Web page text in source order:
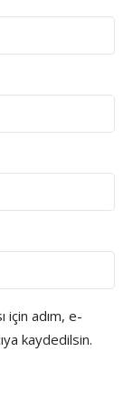
için adım, e-
kaydedilsin.